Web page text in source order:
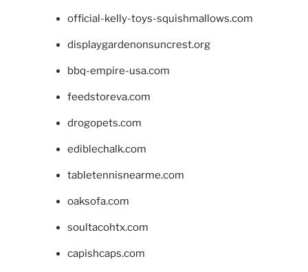
official-kelly-toys-squishmallows.com
displaygardenonsuncrest.org
bbq-empire-usa.com
feedstoreva.com
drogopets.com
ediblechalk.com
tabletennisnearme.com
oaksofa.com
soultacohtx.com
capishcaps.com